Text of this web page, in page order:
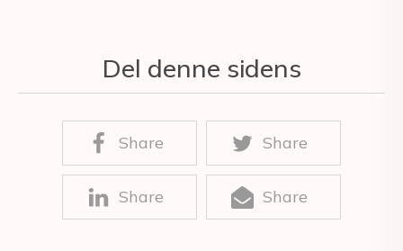
Del denne sidens
Share Share
Share Share